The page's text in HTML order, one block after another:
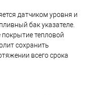
датчиком уровня и
бак указателе.
тепловой
сохранить
всего срока